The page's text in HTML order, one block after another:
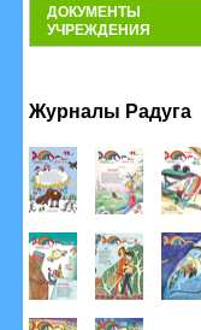
ДОКУМЕНТЫ
УЧРЕЖДЕНИЯ
Журналы Радуга